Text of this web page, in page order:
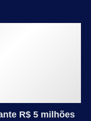
R$ 5 milhões